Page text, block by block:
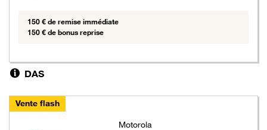
150 € de remise immédiate
150 € de bonus reprise
DAS
Vente flash
Motorola